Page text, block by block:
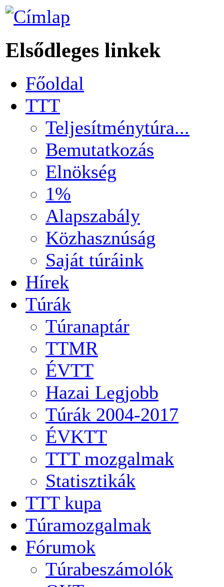
Elsődleges linkek
Főoldal
TTT
Teljesítménytúra...
Bemutatkozás
Elnökség
1%
Alapszabály
Közhasznúság
Saját túráink
Hírek
Túrák
Túranaptár
TTMR
ÉVTT
Hazai Legjobb
Túrák 2004-2017
ÉVKTT
TTT mozgalmak
Statisztikák
TTT kupa
Túramozgalmak
Fórumok
Túrabeszámolók